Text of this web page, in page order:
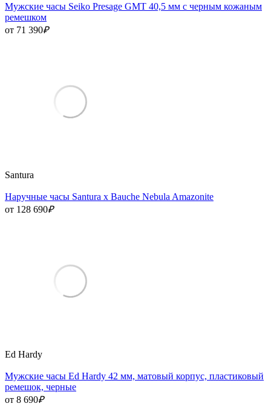
Мужские часы Seiko Presage GMT 40,5 мм с черным кожаным
ремешком
от 71 390₽
Santura
Наручные часы Santura x Bauche Nebula Amazonite
от 128 690₽
Ed Hardy
Мужские часы Ed Hardy 42 мм, матовый корпус, пластиковый
ремешок, черные
от 8 690₽